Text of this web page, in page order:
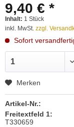
9,40 € *
Inhalt: 1 Stück
inkl. MwSt. zzgl.
Sofort
Merken
Artikel-Nr.:
Freitextfeld 1:
T330659